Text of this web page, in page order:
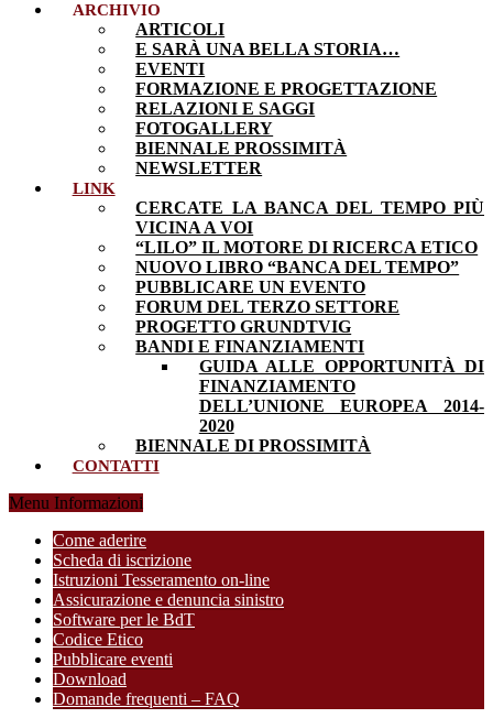
ARCHIVIO
ARTICOLI
E SARÀ UNA BELLA STORIA…
EVENTI
FORMAZIONE E PROGETTAZIONE
RELAZIONI E SAGGI
FOTOGALLERY
BIENNALE PROSSIMITÀ
NEWSLETTER
LINK
CERCATE LA BANCA DEL TEMPO PIÙ
VICINA A VOI
“LILO” IL MOTORE DI RICERCA ETICO
NUOVO LIBRO “BANCA DEL TEMPO”
PUBBLICARE UN EVENTO
FORUM DEL TERZO SETTORE
PROGETTO GRUNDTVIG
BANDI E FINANZIAMENTI
GUIDA ALLE OPPORTUNITÀ DI
FINANZIAMENTO
DELL’UNIONE EUROPEA 2014-
2020
BIENNALE DI PROSSIMITÀ
CONTATTI
Menu Informazioni
Come aderire
Scheda di iscrizione
Istruzioni Tesseramento on-line
Assicurazione e denuncia sinistro
Software per le BdT
Codice Etico
Pubblicare eventi
Download
Domande frequenti – FAQ